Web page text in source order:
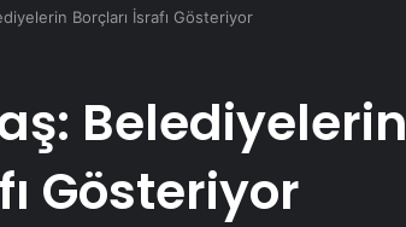
Borçları İsrafı Gösteriyor
Belediyelerin
Gösteriyor